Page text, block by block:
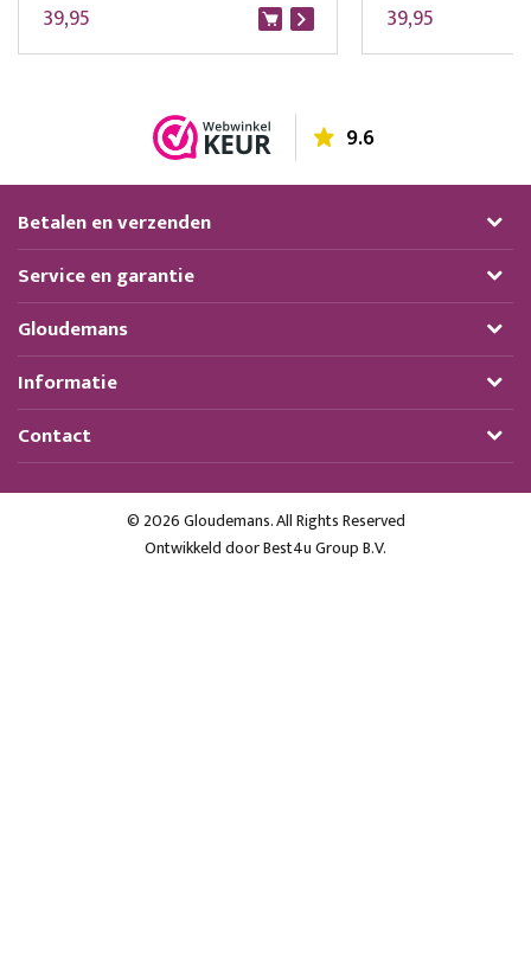
39,95 39,95
9.6
Betalen en verzenden
Service en garantie
Gloudemans
Informatie
Contact
© 2026 Gloudemans. All Rights Reserved
Ontwikkeld doorBest4u Group B.V.